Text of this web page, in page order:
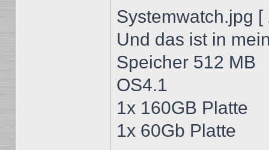
Systemwatch.jpg
Und das ist in
Speicher 512 MB
OS4.1
1x 160GB Platte
1x 60Gb Platte